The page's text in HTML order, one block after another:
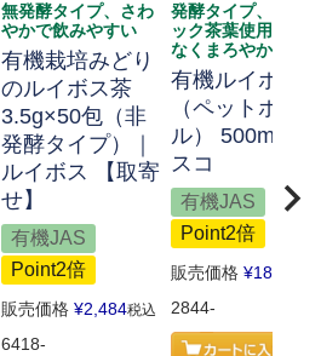
無発酵タイプ、さわ
やかで飲みやすい
有機栽培みどり
のルイボス茶
3.5g×50包（非
発酵タイプ）｜
ルイボス 【取寄
せ】
有機JAS
Point2倍
販売価格 ¥2,484税込
6418-
発酵タイプ、クラ
ック茶葉使用。ク
なくまろやかな甘
有機ルイボス
（ペットボト
ル） 500ml｜
スコ
有機JAS
Point2倍
販売価格 ¥184
2844-